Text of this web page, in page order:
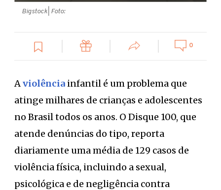
Bigstock | Foto:
0
Aviolência infantil é um problema que
atinge milhares de crianças e adolescentes
no Brasil todos os anos. O Disque 100, que
atende denúncias do tipo, reporta
diariamente uma média de 129 casos de
violência física, incluindo a sexual,
psicológica e de negligência contra